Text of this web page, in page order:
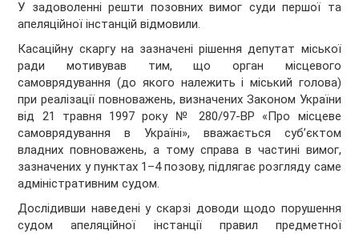
У задоволенні решти позовних вимог суди першої та
апеляційної інстанцій відмовили.
Касаційну скаргу на зазначені рішення депутат міської
ради мотивував тим, що орган місцевого
самоврядування (до якого належить і міський голова)
при реалізації повноважень, визначених Законом України
від 21 травня 1997 року № 280/97-ВР «Про місцеве
самоврядування в Україні», вважається суб’єктом
владних повноважень, а тому справа в частині вимог,
зазначених у пунктах 1–4 позову, підлягає розгляду саме
адміністративним судом.
Дослідивши наведені у скарзі доводи щодо порушення
судом апеляційної інстанції правил предметної